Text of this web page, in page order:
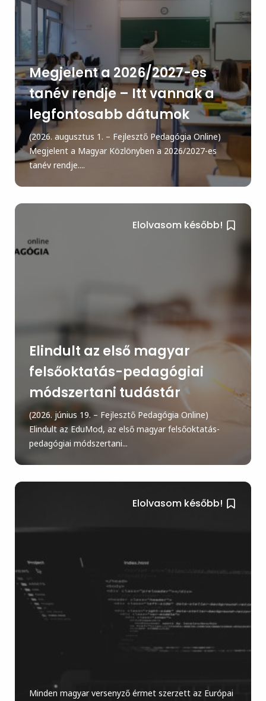
Megjelent a 2026/2027-es
tanév rendje – Itt vannak a
legfontosabb dátumok
(2026. augusztus 1. – Fejlesztő Pedagógia Online)
Megjelent a Magyar Közlönyben a 2026/2027-es
tanév rendje....
Elolvasom később!
Elindult az első magyar
felsőoktatás-pedagógiai
módszertani tudástár
(2026. június 19. – Fejlesztő Pedagógia Online)
Elindult az EduMod, az első magyar felsőoktatás-
pedagógiai módszertani...
Elolvasom később!
Minden magyar versenyző érmet szerzett az Európai